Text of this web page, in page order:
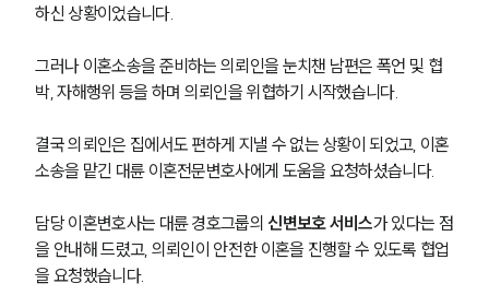
하신 상황이었습니다.
그러나 이혼소송을 준비하는 의뢰인을 눈치챈 남편은 폭언 및 협
박, 자해행위 등을 하며 의뢰인을 위협하기 시작했습니다.
결국 의뢰인은 집에서도 편하게 지낼 수 없는 상황이 되었고, 이혼
소송을 맡긴 대륜 이혼전문변호사에게 도움을 요청하셨습니다.
담당 이혼변호사는 대륜 경호그룹의 신변보호 서비스가 있다는 점
을 안내해 드렸고, 의뢰인이 안전한 이혼을 진행할 수 있도록 협업
을 요청했습니다.